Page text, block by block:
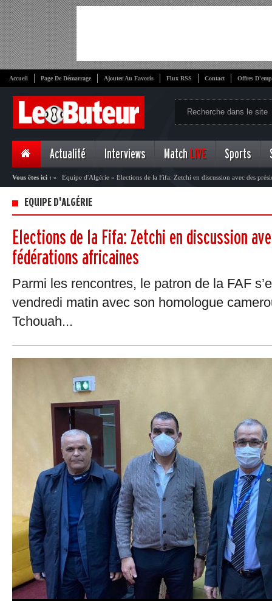
Accueil Page De Démarrage Ajouter Au Favoris Flux RSS Contact Offres
Actualité Interviews Match LIVE Sports
Vous êtes ici : » Equipe d'Algérie » Elections de la Fifa: Zetchi en discussion avec des
EQUIPE D'ALGÉRIE
Elections de la Fifa: Zetchi en discussion
fédérations africaines
Parmi les rencontres, le patron de la FAF
vendredi matin avec son homologue
Tchouah...